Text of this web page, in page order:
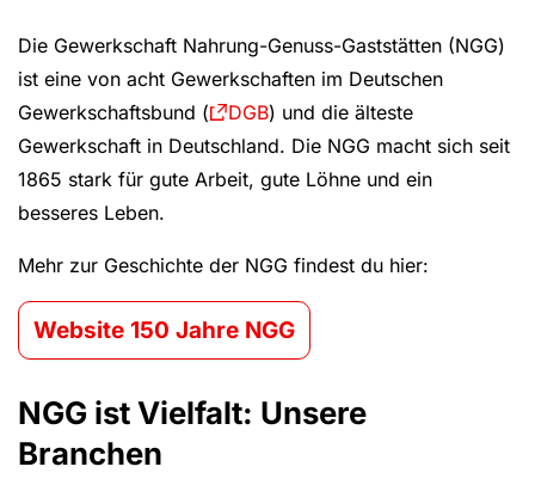
Die Gewerkschaft Nahrung-Genuss-Gaststätten (NGG)
ist eine von acht Gewerkschaften im Deutschen
Gewerkschaftsbund (
DGB) und die älteste
Gewerkschaft in Deutschland. Die NGG macht sich seit
1865 stark für gute Arbeit, gute Löhne und ein
besseres Leben.
Mehr zur Geschichte der NGG findest du hier:
Website 150 Jahre NGG
NGG ist Vielfalt: Unsere
Branchen